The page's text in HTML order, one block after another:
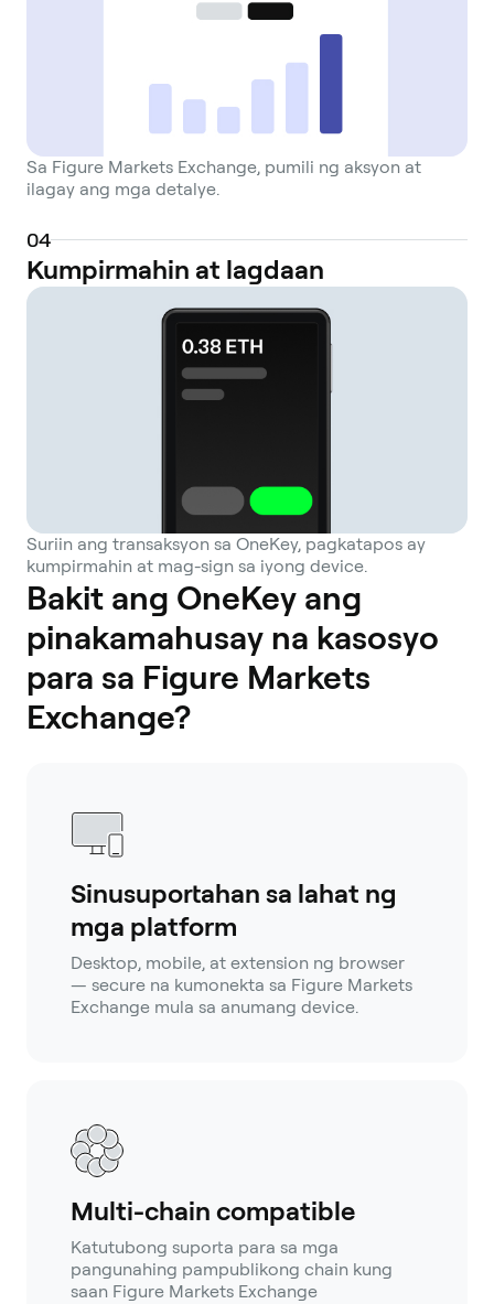
Sa Figure Markets Exchange, pumili ng aksyon at
ilagay ang mga detalye.
04
Kumpirmahin at lagdaan
Suriin ang transaksyon sa OneKey, pagkatapos ay
kumpirmahin at mag-sign sa iyong device.
Bakit ang OneKey ang
pinakamahusay na kasosyo
para sa Figure Markets
Exchange?
Sinusuportahan sa lahat ng
mga platform
Desktop, mobile, at extension ng browser
— secure na kumonekta sa Figure Markets
Exchange mula sa anumang device.
Multi-chain compatible
Katutubong suporta para sa mga
pangunahing pampublikong chain kung
saan Figure Markets Exchange